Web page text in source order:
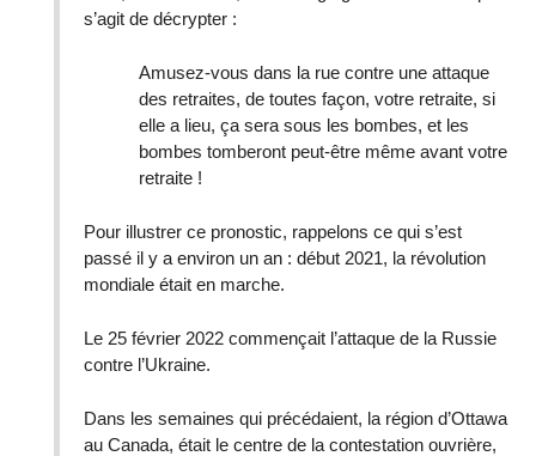
s’agit de décrypter :
Amusez-vous dans la rue contre une attaque
des retraites, de toutes façon, votre retraite, si
elle a lieu, ça sera sous les bombes, et les
bombes tomberont peut-être même avant votre
retraite !
Pour illustrer ce pronostic, rappelons ce qui s’est
passé il y a environ un an : début 2021, la révolution
mondiale était en marche.
Le 25 février 2022 commençait l’attaque de la Russie
contre l’Ukraine.
Dans les semaines qui précédaient, la région d’Ottawa
au Canada, était le centre de la contestation ouvrière,